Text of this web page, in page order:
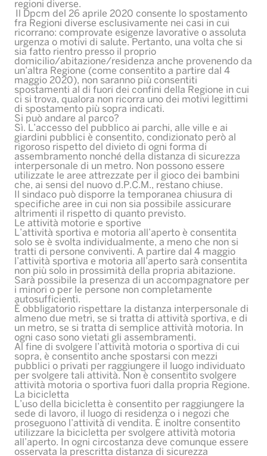
regioni diverse.
Il Dpcm del 26 aprile 2020 consente lo spostamento
fra Regioni diverse esclusivamente nei casi in cui
ricorrano: comprovate esigenze lavorative o assoluta
urgenza o motivi di salute. Pertanto, una volta che si
sia fatto rientro presso il proprio
domicilio/abitazione/residenza anche provenendo da
un’altra Regione (come consentito a partire dal 4
maggio 2020), non saranno più consentiti
spostamenti al di fuori dei confini della Regione in cui
ci si trova, qualora non ricorra uno dei motivi legittimi
di spostamento più sopra indicati.
Si può andare al parco?
Sì. L’accesso del pubblico ai parchi, alle ville e ai
giardini pubblici è consentito, condizionato però al
rigoroso rispetto del divieto di ogni forma di
assembramento nonché della distanza di sicurezza
interpersonale di un metro. Non possono essere
utilizzate le aree attrezzate per il gioco dei bambini
che, ai sensi del nuovo d.P.C.M., restano chiuse.
Il sindaco può disporre la temporanea chiusura di
specifiche aree in cui non sia possibile assicurare
altrimenti il rispetto di quanto previsto.
Le attività motorie e sportive
L’attività sportiva e motoria all’aperto è consentita
solo se è svolta individualmente, a meno che non si
tratti di persone conviventi. A partire dal 4 maggio
l’attività sportiva e motoria all’aperto sarà consentita
non più solo in prossimità della propria abitazione.
Sarà possibile la presenza di un accompagnatore per
i minori o per le persone non completamente
autosufficienti.
È obbligatorio rispettare la distanza interpersonale di
almeno due metri, se si tratta di attività sportiva, e di
un metro, se si tratta di semplice attività motoria. In
ogni caso sono vietati gli assembramenti.
Al fine di svolgere l’attività motoria o sportiva di cui
sopra, è consentito anche spostarsi con mezzi
pubblici o privati per raggiungere il luogo individuato
per svolgere tali attività. Non è consentito svolgere
attività motoria o sportiva fuori dalla propria Regione.
La bicicletta
L’uso della bicicletta è consentito per raggiungere la
sede di lavoro, il luogo di residenza o i negozi che
proseguono l’attività di vendita. È inoltre consentito
utilizzare la bicicletta per svolgere attività motoria
all’aperto. In ogni circostanza deve comunque essere
osservata la prescritta distanza di sicurezza